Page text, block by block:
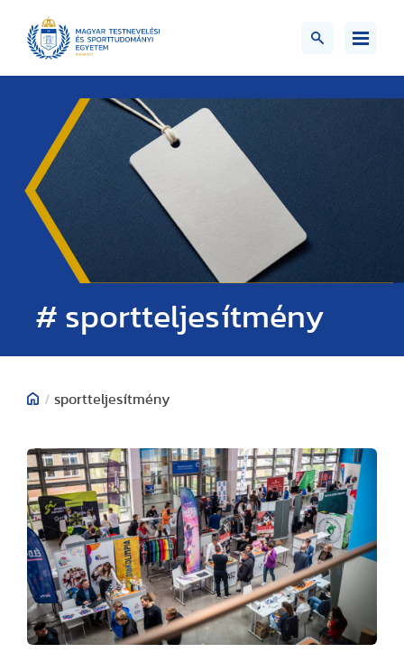
# sportteljesítmény
/ sportteljesítmény